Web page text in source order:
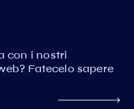
con i nostri
Fatecelo sapere